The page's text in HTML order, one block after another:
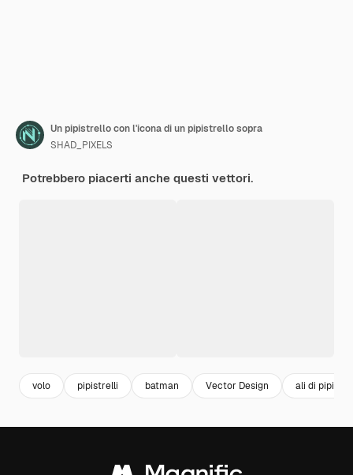
Un pipistrello con l'icona di un pipistrello sopra
SHAD_PIXELS
Potrebbero piacerti anche questi vettori.
volo pipistrelli batman Vector Design ali di